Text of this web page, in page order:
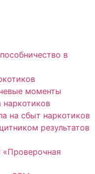
в
моменты
наркотиков
на сбыт наркотиков
результатов